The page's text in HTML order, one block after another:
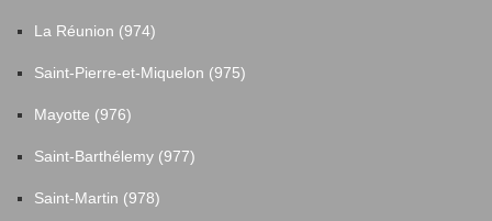
La Réunion (974)
Saint-Pierre-et-Miquelon (975)
Mayotte (976)
Saint-Barthélemy (977)
Saint-Martin (978)